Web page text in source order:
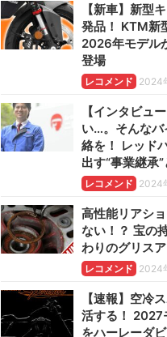
【新車】新型
発品！ KTM新
2026年モデル
登場
レコメンド 2024
【インタビュ
い…。そんなバ
絡を！ レッド
出す“事業継承”
レコメンド 2024
高性能リアシ
ない！？ 宝の
わりのグリス
レコメンド 2024
【速報】空冷
活する！ 2027
をハーレーダ